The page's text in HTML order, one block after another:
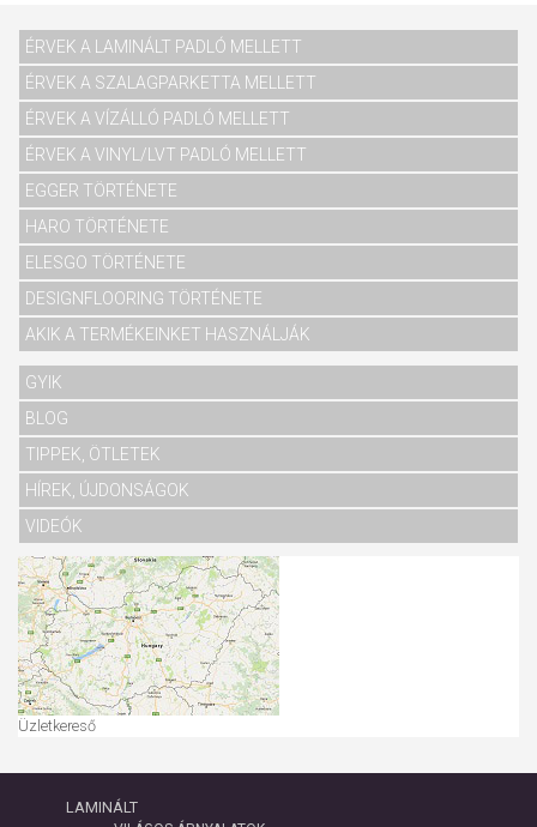
ÉRVEK A LAMINÁLT PADLÓ MELLETT
ÉRVEK A SZALAGPARKETTA MELLETT
ÉRVEK A VÍZÁLLÓ PADLÓ MELLETT
ÉRVEK A VINYL/LVT PADLÓ MELLETT
EGGER TÖRTÉNETE
HARO TÖRTÉNETE
ELESGO TÖRTÉNETE
DESIGNFLOORING TÖRTÉNETE
AKIK A TERMÉKEINKET HASZNÁLJÁK
GYIK
BLOG
TIPPEK, ÖTLETEK
HÍREK, ÚJDONSÁGOK
VIDEÓK
Üzletkereső
LAMINÁLT